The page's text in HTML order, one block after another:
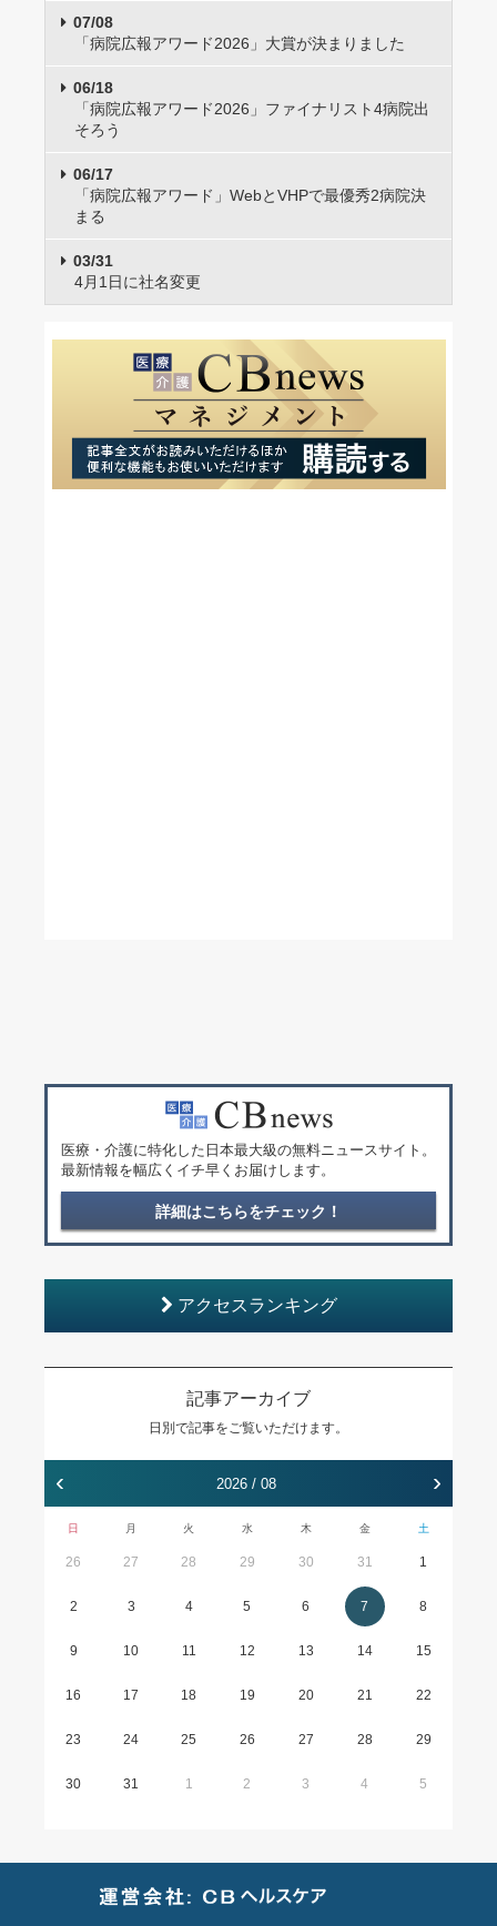
07/08
「病院広報アワード2026」大賞が決まりました
06/18
「病院広報アワード2026」ファイナリスト4病院出
そろう
06/17
「病院広報アワード」WebとVHPで最優秀2病院決
まる
03/31
4月1日に社名変更
医療・介護に特化した日本最大級の無料ニュースサイト。
最新情報を幅広くイチ早くお届けします。
詳細はこちらをチェック！
アクセスランキング
記事アーカイブ
日別で記事をご覧いただけます。
‹ 2026 / 08 ›
日 月 火 水 木 金 土
26 27 28 29 30 31 1
2 3 4 5 6 7 8
9 10 11 12 13 14 15
16 17 18 19 20 21 22
23 24 25 26 27 28 29
30 31 1 2 3 4 5